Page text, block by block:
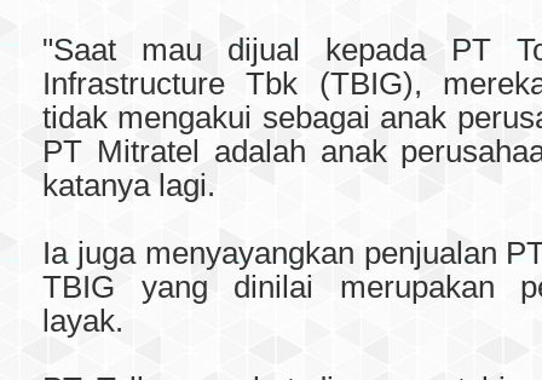
"Saat mau dijual kepada PT
Infrastructure Tbk (TBIG),
tidak mengakui sebagai anak
PT Mitratel adalah anak
katanya lagi.
Ia juga menyayangkan penjualan
TBIG yang dinilai merupakan
layak.